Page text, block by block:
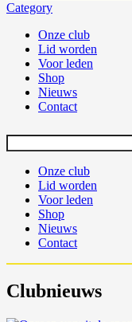
Category
Onze club
Lid worden
Voor leden
Shop
Nieuws
Contact
Onze club
Lid worden
Voor leden
Shop
Nieuws
Contact
Clubnieuws